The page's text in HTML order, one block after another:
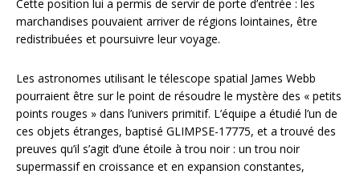
Cette position lui a permis de servir de porte d’entrée : les
marchandises pouvaient arriver de régions lointaines, être
redistribuées et poursuivre leur voyage.
Les astronomes utilisant le télescope spatial James Webb
pourraient être sur le point de résoudre le mystère des « petits
points rouges » dans l’univers primitif. L’équipe a étudié l’un de
ces objets étranges, baptisé GLIMPSE-17775, et a trouvé des
preuves qu’il s’agit d’une étoile à trou noir : un trou noir
supermassif en croissance et en expansion constantes,